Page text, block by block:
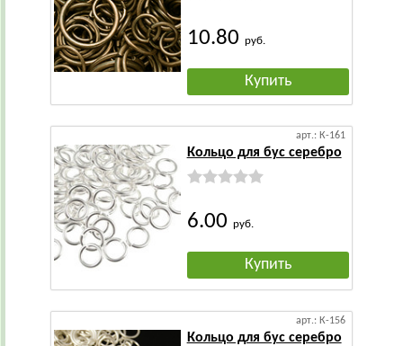
10.80 руб.
Купить
арт.: К-161
Кольцо для бус серебро
6.00 руб.
Купить
арт.: К-156
Кольцо для бус серебро